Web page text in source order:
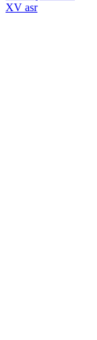
XV asr